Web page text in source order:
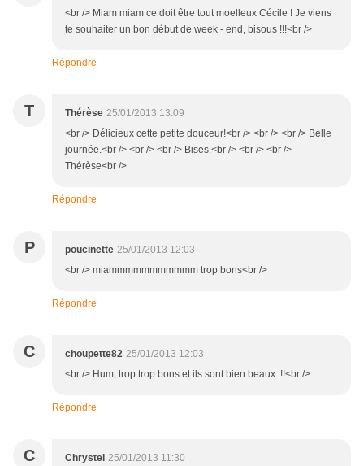
<br /> Miam miam ce doit être tout moelleux Cécile ! Je viens
te souhaiter un bon début de week - end, bisous !!!<br />
Répondre
T Thérèse 25/01/2013 13:09
<br /> Délicieux cette petite douceur!<br /> <br /> <br /> Belle
journée.<br /> <br /> <br /> Bises.<br /> <br /> <br />
Thérèse<br />
Répondre
P poucinette 25/01/2013 12:03
<br /> miammmmmmmmmmm trop bons<br />
Répondre
C choupette82 25/01/2013 12:03
<br /> Hum, trop trop bons et ils sont bien beaux !!<br />
Répondre
C Chrystel 25/01/2013 11:30